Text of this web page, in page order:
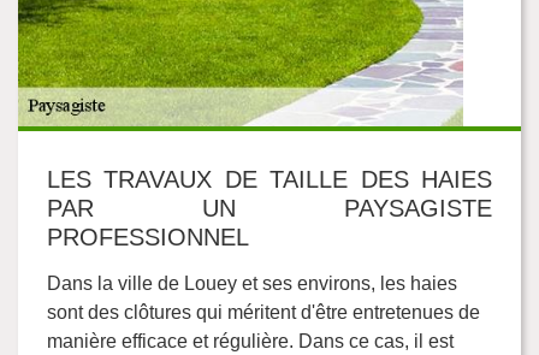
LES TRAVAUX DE TAILLE DES HAIES
PAR UN PAYSAGISTE
PROFESSIONNEL
Dans la ville de Louey et ses environs, les haies
sont des clôtures qui méritent d'être entretenues de
manière efficace et régulière. Dans ce cas, il est